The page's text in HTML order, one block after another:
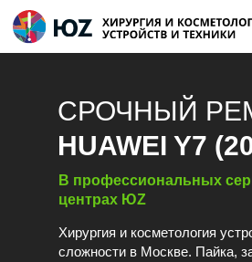
Хирургия и косметология
сложности в Москве. Пайка,
В профессиональных
центрах ЮZ
СРОЧНЫЙ
HUAWEI Y7